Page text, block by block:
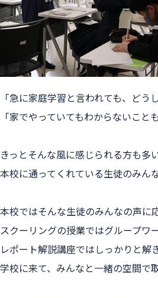
「急に家庭学習と言われても、どう
「家でやっていてもわからないこと
きっとそんな風に感じられる方も多
本校に通ってくれている生徒のみん
本校ではそんな生徒のみんなの声に
スクーリングの授業ではグループワ
レポート解説講座ではしっかりと解
学校に来て、みんなと一緒の空間で